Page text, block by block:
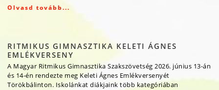
Olvasd tovább...
RITMIKUS GIMNASZTIKA KELETI ÁGNES
EMLÉKVERSENY
A Magyar Ritmikus Gimnasztika Szakszövetség 2026. június 13-án
és 14-én rendezte meg Keleti Ágnes Emlékversenyét
Törökbálinton. Iskolánkat diákjaink több kategóriában